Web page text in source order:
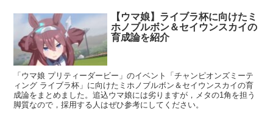
【ウマ娘】ライブラ杯に向けたミ
ホノブルボン＆セイウンスカイの
育成論を紹介
「ウマ娘 プリティーダービー」のイベント「チャンピオンズミーテ
ィング ライブラ杯」に向けたミホノブルボン＆セイウンスカイの育
成論をまとめました。追込ウマ娘には劣りますが，メタの1角を担う
脚質なので，採用する人はぜひ参考にしてください。